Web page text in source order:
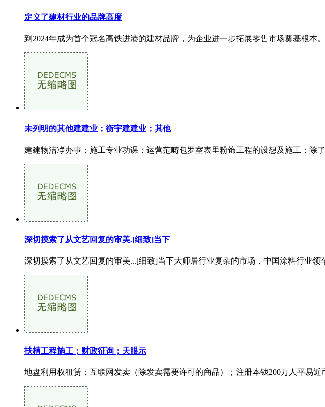
定义了建材行业的品牌高度
到2024年成为首个冠名高铁进港的建材品牌，为企业进一步拓展零售市场奠基根本
未列明的其他建建业；衡宇建建业；其他
建建物洁净办事；施工专业功课；运营范畴包罗室表里粉饰工程的设想及施工；除
深切摸索了从文艺回复的审美.[细致]当下
深切摸索了从文艺回复的审美...[细致]当下大师居行业复杂的市场，中国涂料行业
扶植工程施工；财政征询；天眼示
地盘利用权租赁；互联网发卖（除发卖需要许可的商品）；注册本钱200万人平易